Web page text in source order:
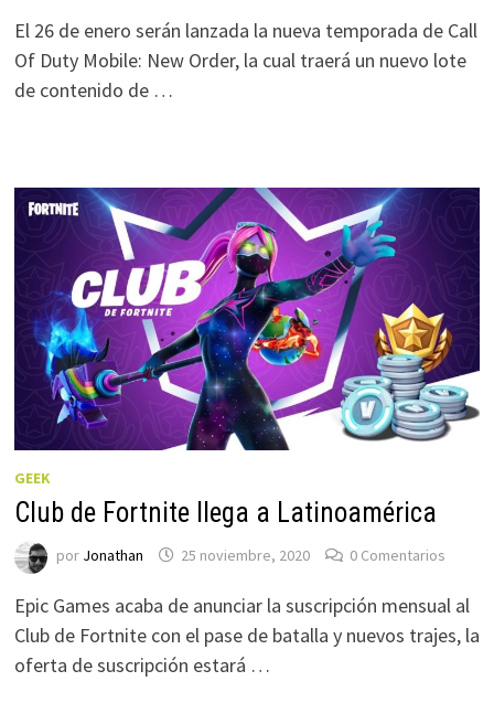
El 26 de enero serán lanzada la nueva temporada de Call
Of Duty Mobile: New Order, la cual traerá un nuevo lote
de contenido de …
GEEK
Club de Fortnite llega a Latinoamérica
por Jonathan 25 noviembre, 2020 0 Comentarios
Epic Games acaba de anunciar la suscripción mensual al
Club de Fortnite con el pase de batalla y nuevos trajes, la
oferta de suscripción estará …